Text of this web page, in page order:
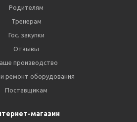
Родителям
Тренерам
Гос. закупки
Отзывы
производство
ремонт оборудования
Поставщикам
магазин